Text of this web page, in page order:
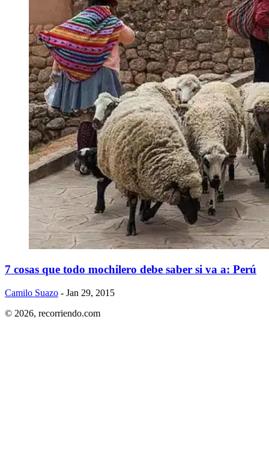
7 cosas que todo mochilero debe saber si va a: Perú
Camilo Suazo - Jan 29, 2015
© 2026, recorriendo.com